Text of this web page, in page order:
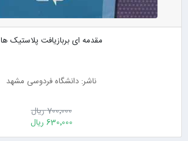
مقدمه ای بربازیافت پلاستیک ها
ناشر: دانشگاه فردوسی مشهد
700٬000 ریال
630٬000 ریال